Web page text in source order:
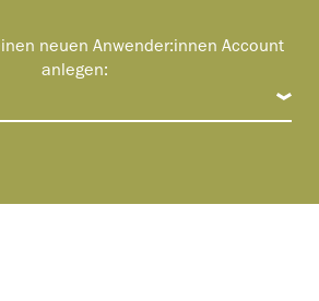
neuen Anwender:innen Account
anlegen: